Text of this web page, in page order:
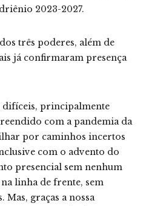
2023-2027.
três poderes, além de
já confirmaram presença
difíceis, principalmente
com a pandemia da
por caminhos incertos
com o advento do
presencial sem nenhum
linha de frente, sem
Mas, graças a nossa